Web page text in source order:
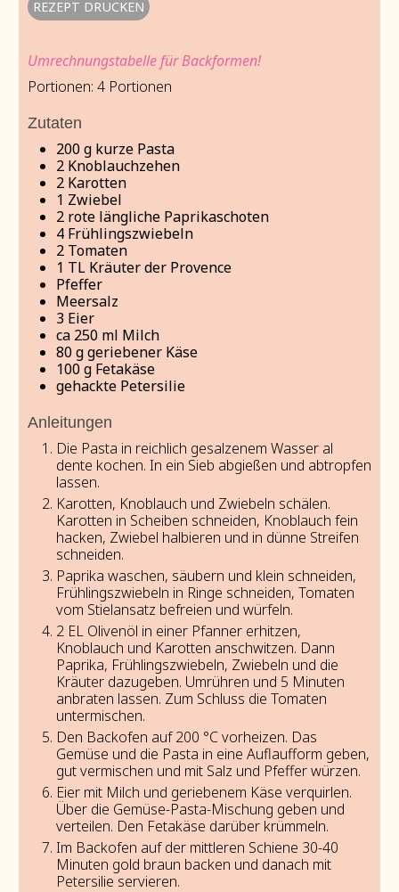
REZEPT DRUCKEN
Umrechnungstabelle für Backformen!
Portionen: 4 Portionen
Zutaten
200g kurze Pasta
2 Knoblauchzehen
2 Karotten
1 Zwiebel
2 rote längliche Paprikaschoten
4 Frühlingszwiebeln
2 Tomaten
1 TL Kräuter der Provence
Pfeffer
Meersalz
3 Eier
ca 250 ml Milch
80ggeriebener Käse
100g Fetakäse
gehackte Petersilie
Anleitungen
Die Pasta in reichlich gesalzenem Wasser al
dente kochen. In ein Sieb abgießen und abtropfen
lassen.
Karotten, Knoblauch und Zwiebeln schälen.
Karotten in Scheiben schneiden, Knoblauch fein
hacken, Zwiebel halbieren und in dünne Streifen
schneiden.
Paprika waschen, säubern und klein schneiden,
Frühlingszwiebeln in Ringe schneiden, Tomaten
vom Stielansatz befreien und würfeln.
2 EL Olivenöl in einer Pfanner erhitzen,
Knoblauch und Karotten anschwitzen. Dann
Paprika, Frühlingszwiebeln, Zwiebeln und die
Kräuter dazugeben. Umrühren und 5 Minuten
anbraten lassen. Zum Schluss die Tomaten
untermischen.
Den Backofen auf 200 °C vorheizen. Das
Gemüse und die Pasta in eine Auflaufform geben,
gut vermischen und mit Salz und Pfeffer würzen.
Eier mit Milch und geriebenem Käse verquirlen.
Über die Gemüse-Pasta-Mischung geben und
verteilen. Den Fetakäse darüber krümmeln.
Im Backofen auf der mittleren Schiene 30-40
Minuten gold braun backen und danach mit
Petersilie servieren.